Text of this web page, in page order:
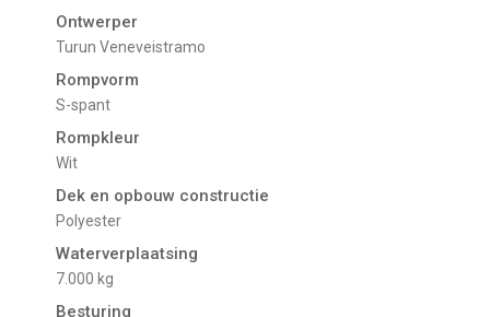
Ontwerper
Turun Veneveistramo
Rompvorm
S-spant
Rompkleur
Wit
Dek en opbouw constructie
Polyester
Waterverplaatsing
7.000 kg
Besturing